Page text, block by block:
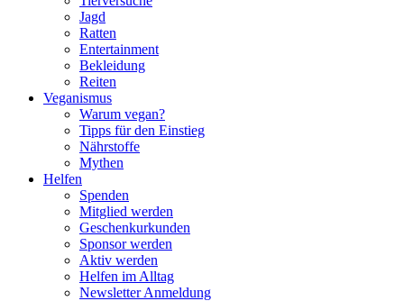
Jagd
Ratten
Entertainment
Bekleidung
Reiten
Veganismus
Warum vegan?
Tipps für den Einstieg
Nährstoffe
Mythen
Helfen
Spenden
Mitglied werden
Geschenkurkunden
Sponsor werden
Aktiv werden
Helfen im Alltag
Newsletter Anmeldung